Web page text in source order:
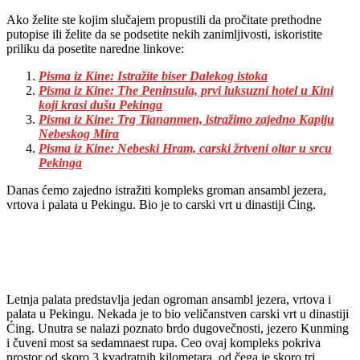
Ako želite ste kojim slučajem propustili da pročitate prethodne
putopise ili želite da se podsetite nekih zanimljivosti, iskoristite
priliku da posetite naredne linkove:
Pisma iz Kine: Istražite biser Dalekog istoka
Pisma iz Kine: The Peninsula, prvi luksuzni hotel u Kini
koji krasi dušu Pekinga
Pisma iz Kine: Trg Tiananmen, istražimo zajedno Kapiju
Nebeskog Mira
Pisma iz Kine: Nebeski Hram, carski žrtveni oltar u srcu
Pekinga
Danas ćemo zajedno istražiti kompleks groman ansambl jezera,
vrtova i palata u Pekingu. Bio je to carski vrt u dinastiji Ćing.
Letnja palata predstavlja jedan ogroman ansambl jezera, vrtova i
palata u Pekingu. Nekada je to bio veličanstven carski vrt u dinastiji
Ćing. Unutra se nalazi poznato brdo dugovečnosti, jezero Kunming
i čuveni most sa sedamnaest rupa. Ceo ovaj kompleks pokriva
prostor od skoro 3 kvadratnih kilometara, od čega je skoro tri